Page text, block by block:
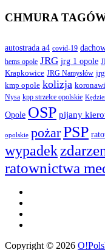
CHMURA
autostrada a4 covid-19
hems opole JRG jrg 1 opole
Krapkowice JRG Namysłów
kmp opole kolizja
Nysa kpp strzelce opolskie
Opole OSP pijany
opolskie pożarPSP
wypadek
ratownictwa
Copyright © 2026